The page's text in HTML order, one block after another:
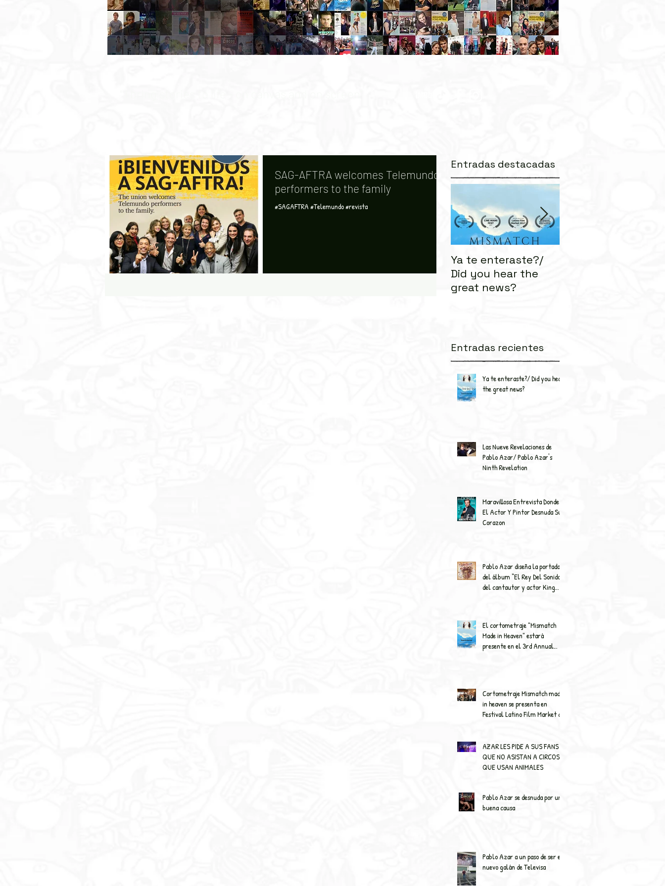
SAG-AFTRA welcomes Telemundo
performers to the family
#SAGAFTRA #Telemundo #revista
Entradas destacadas
Ya te enteraste?/
Did you hear the
great news?
Entradas recientes
Ya te enteraste?/ Did you hear
the great news?
Las Nueve Revelaciones de
Pablo Azar/ Pablo Azar's
Ninth Revelation
Maravillosa Entrevista Donde
El Actor Y Pintor Desnuda Su
Corazon
Pablo Azar diseña la portada
del álbum “El Rey Del Sonido”
del cantautor y actor King
El cortometraje "Mismatch
Made in Heaven" estará
presente en el 3rd Annual
Cortometraje Mismatch made
in heaven se presenta en
Festival Latino Film Market de
AZAR LES PIDE A SUS FANS
QUE NO ASISTAN A CIRCOS
QUE USAN ANIMALES
Pablo Azar se desnuda por una
buena causa
Pablo Azar a un paso de ser el
nuevo galán de Televisa